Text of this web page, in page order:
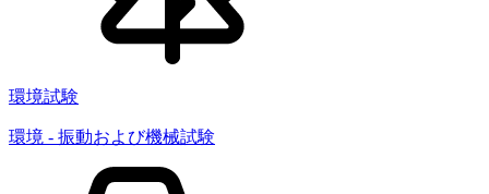
環境試験
環境 - 振動および機械試験